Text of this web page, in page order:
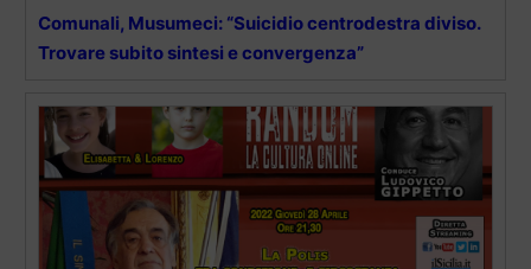
Comunali, Musumeci: “Suicidio centrodestra diviso.
Trovare subito sintesi e convergenza”